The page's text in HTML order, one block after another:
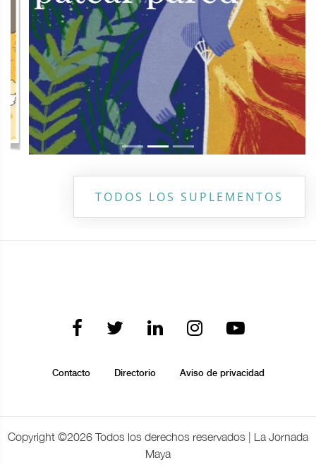
TODOS LOS SUPLEMENTOS
Contacto Directorio Aviso de privacidad
Copyright ©2026 Todos los derechos reservados | La Jornada
Maya